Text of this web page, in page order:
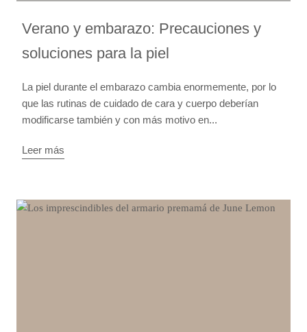
Verano y embarazo: Precauciones y
soluciones para la piel
La piel durante el embarazo cambia enormemente, por lo
que las rutinas de cuidado de cara y cuerpo deberían
modificarse también y con más motivo en...
Leer más